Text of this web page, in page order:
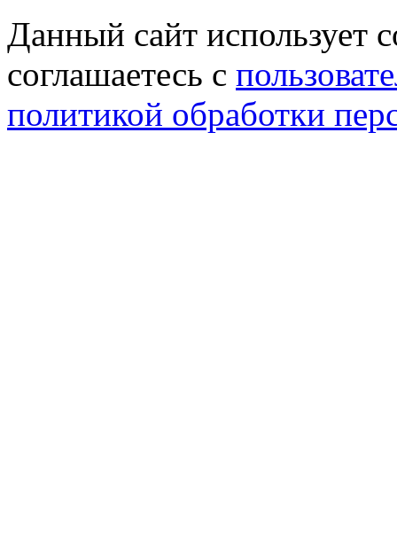
Данный сайт использует
соглашаетесь с
политикой обработки